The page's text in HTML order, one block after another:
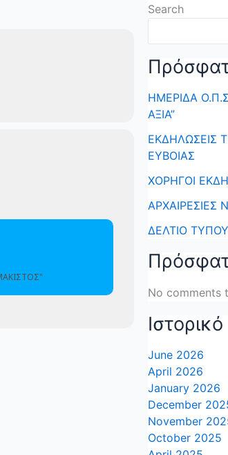
Search
ΗΜΕΡΙΔΑ
ΑΞΙΑ”
ΕΚΔΗΛΩΣΕΙΣ
ΕΥΒΟΙΑΣ
ΧΟΡΗΓΟΙ
ΑΡΧΑΙΡΕΣΙΕΣ
ΔΕΛΤΙΟ
No comments
Ιστορικό
June 2026
April 2026
January 2026
December
November
October 2025